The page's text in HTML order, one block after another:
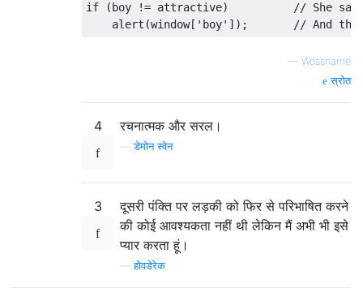
if (boy != attractive)          // She said
— Wossname
स्रोत
4 रचनात्मक और सरल।
—डेमोन स्वेन
3
दूसरी पंक्ति पर लड़की को फिर से परिभाषित करने
की कोई आवश्यकता नहीं थी लेकिन मैं अभी भी इसे
प्यार करता हूं।
—होवडेरेक